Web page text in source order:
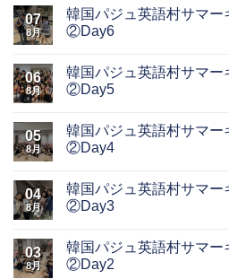
07
8月
韓国パジュ英語村サマ
②Day6
06
8月
韓国パジュ英語村サマ
②Day5
05
8月
韓国パジュ英語村サマ
②Day4
04
8月
韓国パジュ英語村サマ
②Day3
03
8月
韓国パジュ英語村サマ
②Day2